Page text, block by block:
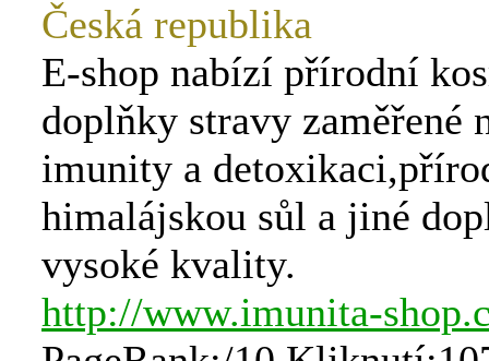
Česká republika
E-shop nabízí přírodní
doplňky stravy zaměřené
imunity a
himalájskou sůl a jiné
vysoké kvality.
http://www.imunita-